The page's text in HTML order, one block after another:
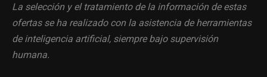
La selección y el tratamiento de la información de estas
ofertas se ha realizado con la asistencia de herramientas
de inteligencia artificial, siempre bajo supervisión
humana.